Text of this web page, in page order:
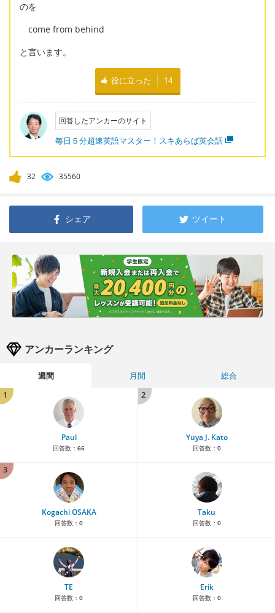
のを
come from behind
と言います。
役に立った 14
回答したアンカーのサイト
毎日５分超速英語マスター！スキあらば英会話
32 35560
シェア ツイート
アンカーランキング
週間 月間
総合
1
Paul
回答数： 66
2
Yuya J. Kato
回答数： 0
3
Kogachi OSAKA
回答数： 0
Taku
回答数： 0
TE
回答数： 0
Erik
回答数： 0